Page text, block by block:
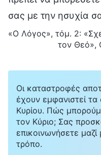
σας με την ησυχία
«Ο Λόγος», τόμ. 2:
τον Θεό»,
Οι καταστροφές
έχουν εμφανιστεί
Κυρίου. Πώς
τον Κύριο; Σας
επικοινωνήσετε
τρόπο.